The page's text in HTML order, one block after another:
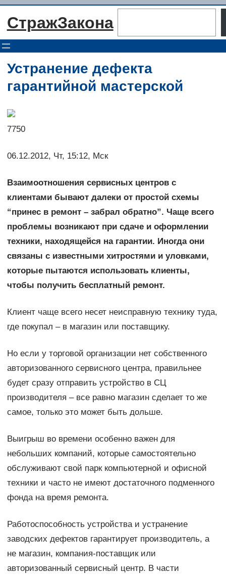
Перейти
СтражЗакона
Устранение дефекта
гарантийной мастерской
7750
06.12.2012, Чт, 15:12, Мск
Взаимоотношения сервисных центров с
клиентами бывают далеки от простой схемы
“принес в ремонт – забрал обратно”. Чаще всего
проблемы возникают при сдаче и оформлении
техники, находящейся на гарантии. Иногда они
связаны с известными хитростями и уловками,
которые пытаются использовать клиенты,
чтобы получить бесплатный ремонт.
Клиент чаще всего несет неисправную технику туда,
где покупал – в магазин или поставщику.
Но если у торговой организации нет собственного
авторизованного сервисного центра, правильнее
будет сразу отправить устройство в СЦ
производителя – все равно магазин сделает то же
самое, только это может быть дольше.
Выигрыш во времени особенно важен для
небольших компаний, которые самостоятельно
обслуживают свой парк компьютерной и офисной
техники и часто не имеют достаточного подменного
фонда на время ремонта.
Работоспособность устройства и устранение
заводских дефектов гарантирует производитель, а
не магазин, компания-поставщик или
авторизованный сервисный центр. В части